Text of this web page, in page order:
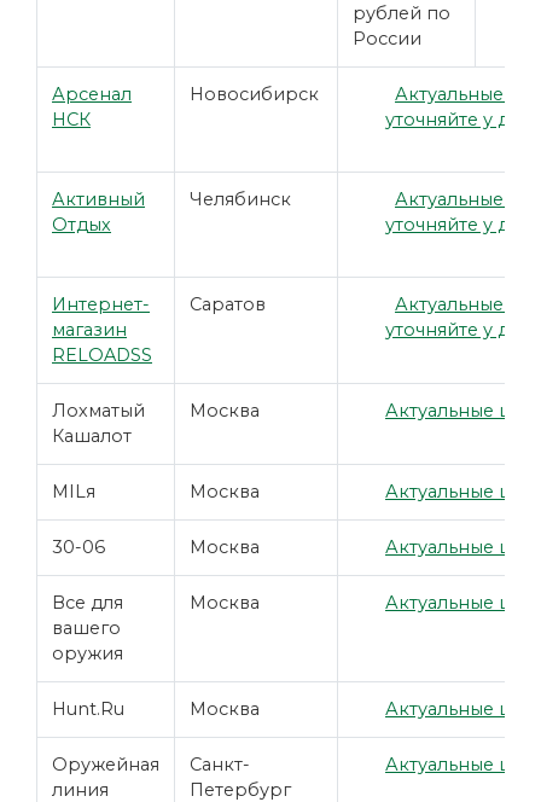
рублей по
России
Арсенал
НСК
Новосибирск
Актуальные
уточняйте у
Активный
Отдых
Челябинск
Актуальные
уточняйте у
Интернет-
магазин
RELOADSS
Саратов
Актуальные
уточняйте у
Лохматый
Кашалот
Москва Актуальные
MILя Москва Актуальные
30-06 Москва Актуальные
Все для
вашего
оружия
Москва Актуальные
Hunt.Ru Москва Актуальные
Оружейная
линия
Санкт-
Петербург
Актуальные